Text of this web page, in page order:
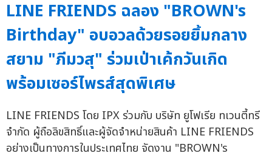
LINE FRIENDS ฉลอง "BROWN's
Birthday" อบอวลด้วยรอยยิ้มกลาง
สยาม "ภีมวสุ" ร่วมเป่าเค้กวันเกิด
พร้อมเซอร์ไพรส์สุดพิเศษ
LINE FRIENDS โดย IPX ร่วมกับ บริษัท ยูโฟเรีย ทเวนตี้ทรี
จำกัด ผู้ถือลิขสิทธิ์และผู้จัดจำหน่ายสินค้า LINE FRIENDS
อย่างเป็นทางการในประเทศไทย จัดงาน "BROWN's